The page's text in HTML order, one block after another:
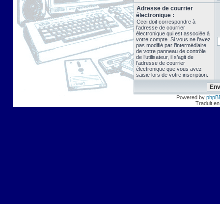
Adresse de courrier
électronique :
Ceci doit correspondre à
l’adresse de courrier
électronique qui est associée à
votre compte. Si vous ne l’avez
pas modifié par l’intermédiaire
de votre panneau de contrôle
de l’utilisateur, il s’agit de
l’adresse de courrier
électronique que vous avez
saisie lors de votre inscription.
Powered by
Traduit